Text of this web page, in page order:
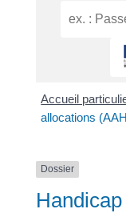
Accueil
allocations
Dossier